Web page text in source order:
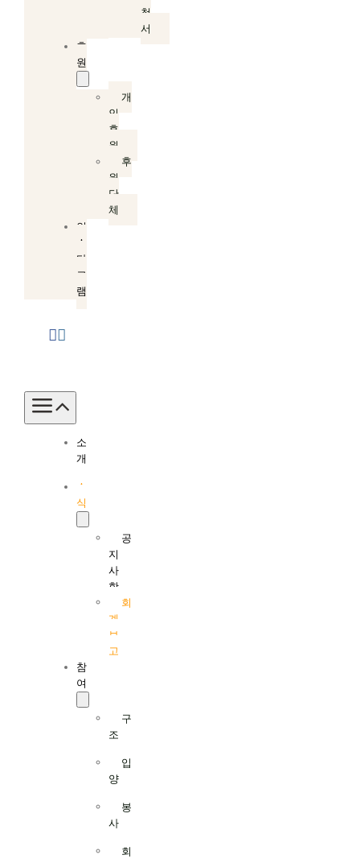
청
서
후
원
개
인
후
원
후
원
단
체
인
스
타
그
램
Toggle
Navigation
소
개
소
식
공
지
사
항
회
계
보
고
참
여
구
조
입
양
봉
사
회